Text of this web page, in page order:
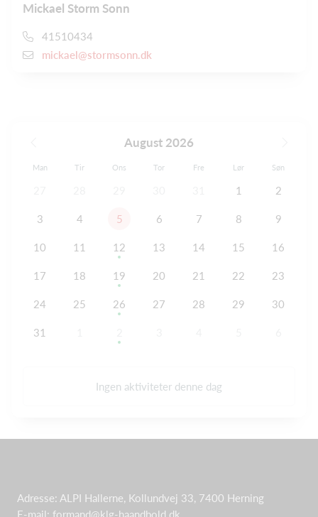
Mickael Storm Sonn
41510434
mickael@stormsonn.dk
August 2026
Man Tir Ons Tor Fre Lør Søn
1 2
3 4 5 6 7 8 9
10 11 12 13 14 15 16
17 18 19 20 21 22 23
24 25 26 27 28 29 30
31
Ingen aktiviteter denne dag
Adresse: ALPI Hallerne, Kollundvej 33, 7400 Herning
E-mail: formand@klg-haandbold.dk